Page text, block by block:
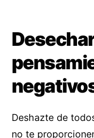
Deshazte de
no te